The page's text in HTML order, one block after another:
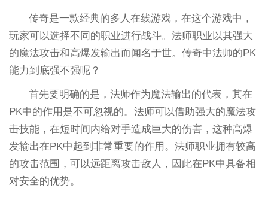
传奇是一款经典的多人在线游戏，在这个游戏中，
玩家可以选择不同的职业进行战斗。法师职业以其强大
的魔法攻击和高爆发输出而闻名于世。传奇中法师的PK
能力到底强不强呢？
首先要明确的是，法师作为魔法输出的代表，其在
PK中的作用是不可忽视的。法师可以借助强大的魔法攻
击技能，在短时间内给对手造成巨大的伤害，这种高爆
发输出在PK中起到非常重要的作用。法师职业拥有较高
的攻击范围，可以远距离攻击敌人，因此在PK中具备相
对安全的优势。